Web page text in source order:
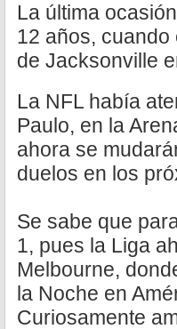
La última
12 años,
de Jacksonville
La NFL había
Paulo, en la
ahora se
duelos en los
Se sabe que
1, pues la Liga
Melbourne,
la Noche en
Curiosamente